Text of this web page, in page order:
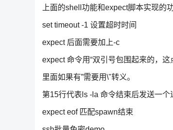
上面的shell功能和expect脚本实现的
set timeout -1 设置超时时间
expect 后面需要加上-c
expect 命令用“双引号包围起来的，这
里面如果有”需要用\"转义。
第15行代表ls -la 命令结束后发送一
expect eof 匹配spawn结束